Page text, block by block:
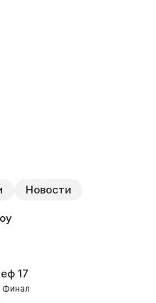
Новости
17
Финал